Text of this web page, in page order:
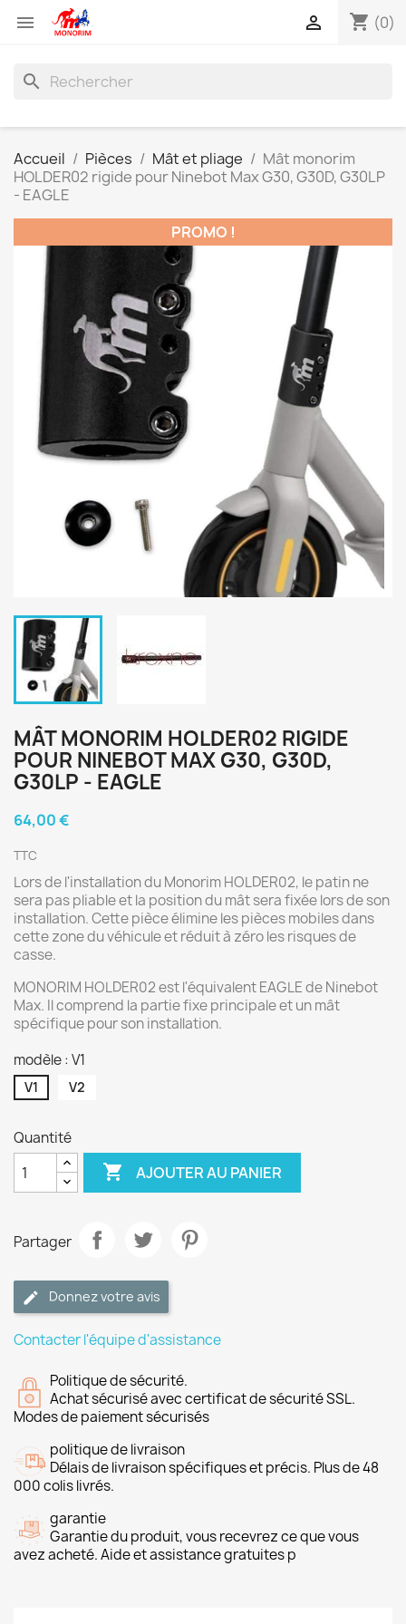
 shopping_cart (0)

search
Accueil Pièces Mât et pliage
Mât monorim
HOLDER02 rigide pour Ninebot Max G30, G30D, G30LP
- EAGLE
PROMO !
MÂT MONORIM HOLDER02 RIGIDE
POUR NINEBOT MAX G30, G30D,
G30LP - EAGLE
64,00 €
TTC
Lors de l'installation du Monorim HOLDER02, le patin ne
sera pas pliable et la position du mât sera fixée lors de son
installation. Cette pièce élimine les pièces mobiles dans
cette zone du véhicule et réduit à zéro les risques de
casse.
MONORIM HOLDER02 est l'équivalent EAGLE de Ninebot
Max. Il comprend la partie fixe principale et un mât
spécifique pour son installation.
modèle : V1
V1 V2
Quantité
 AJOUTER AU PANIER
Partager
Donnez votre avis
Contacter l'équipe d'assistance
Politique de sécurité.
Achat sécurisé avec certificat de sécurité SSL.
Modes de paiement sécurisés
politique de livraison
Délais de livraison spécifiques et précis. Plus de 48
000 colis livrés.
garantie
Garantie du produit, vous recevrez ce que vous
avez acheté. Aide et assistance gratuites p